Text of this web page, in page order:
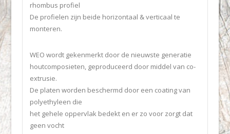
rhombus profiel
De profielen zijn beide horizontaal & verticaal te
monteren.
WEO wordt gekenmerkt door de nieuwste generatie
houtcomposieten, geproduceerd door middel van co-
extrusie.
De platen worden beschermd door een coating van
polyethyleen die
het gehele oppervlak bedekt en er zo voor zorgt dat
geen vocht